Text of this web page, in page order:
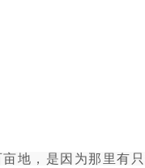
地，是因为那里有